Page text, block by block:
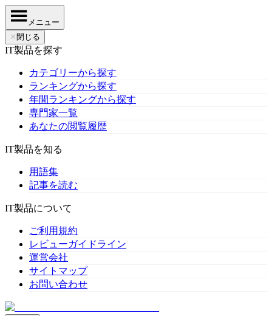
メニュー
✕ 閉じる
IT製品を探す
カテゴリーから探す
ランキングから探す
年間ランキングから探す
専門家一覧
あなたの閲覧履歴
IT製品を知る
用語集
記事を読む
IT製品について
ご利用規約
レビューガイドライン
運営会社
サイトマップ
お問い合わせ